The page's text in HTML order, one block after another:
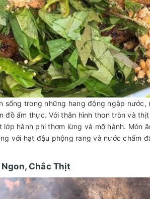
sống trong những hang động ngập
đồ ẩm thực. Với thân hình thon tròn và
lớp hành phi thơm lừng và mỡ hành. Món
với hạt đậu phộng rang và nước chấm
Chắc Thịt